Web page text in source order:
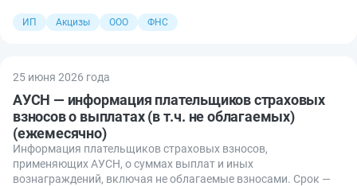
ИП Акцизы ООО ФНС
25 июня 2026 года
АУСН — информация плательщиков страховых
взносов о выплатах (в т.ч. не облагаемых)
(ежемесячно)
Информация плательщиков страховых взносов,
применяющих АУСН, о суммах выплат и иных
вознаграждений, включая не облагаемые взносами. Срок —